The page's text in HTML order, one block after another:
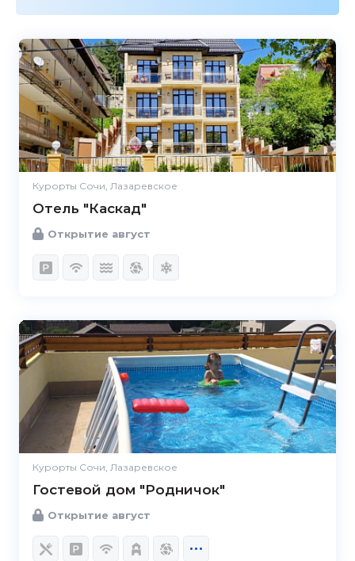
Курорты Сочи, Лазаревское
Отель "Каскад"
Открытие август
Курорты Сочи, Лазаревское
Гостевой дом "Родничок"
Открытие август